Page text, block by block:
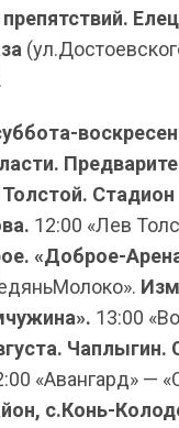
Толстой. Стадион
12:00 «Лев
«Доброе-
13:00
Чаплыгин.
«Авангард» —
с.Конь-